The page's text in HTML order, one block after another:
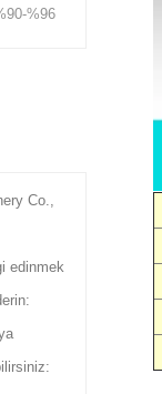
Co.,
edinmek